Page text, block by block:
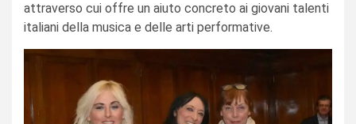
attraverso cui offre un aiuto concreto ai giovani talenti
italiani della musica e delle arti performative.